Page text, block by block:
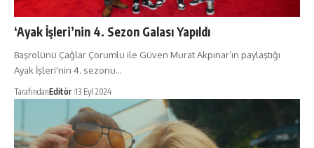
‘Ayak İşleri’nin 4. Sezon Galası Yapıldı
Başrolünü Çağlar Çorumlu ile Güven Murat Akpınar’ın paylaştığı
Ayak İşleri'nin 4. sezonu…
TarafındanEditör 13 Eyl 2024